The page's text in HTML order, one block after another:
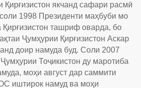
Қирғизистон якчанд сафари расмӣ
1998 Президенти маҳбуби мо
ташриф оварда, бо
Ҷумҳурии Қирғизистон Аскар
доир намуда буд. Соли 2007
Тоҷикистон ду маротиба
моҳи август дар саммити
иштирок намуд ва моҳи